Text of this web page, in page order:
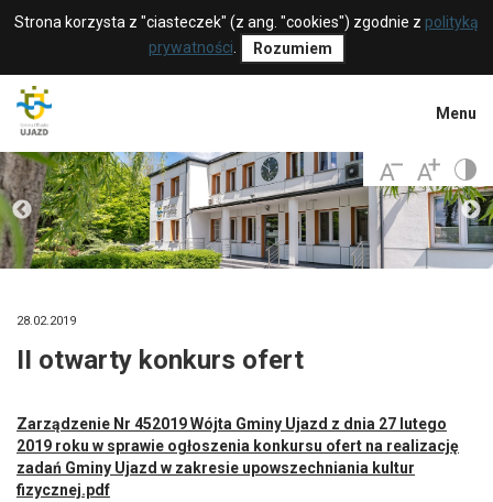
Strona korzysta z "ciasteczek" (z ang. "cookies") zgodnie z polityką
prywatności
Rozumiem
Menu
28.02.2019
II otwarty konkurs ofert
Zarządzenie Nr 452019 Wójta Gminy Ujazd z dnia 27 lutego
2019 roku w sprawie ogłoszenia konkursu ofert na realizację
zadań Gminy Ujazd w zakresie upowszechniania kultur
fizycznej.pdf